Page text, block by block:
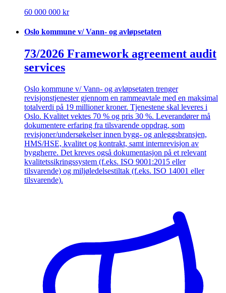
60 000 000 kr
Oslo kommune v/ Vann- og avløpsetaten
73/2026 Framework agreement audit
services
Oslo kommune v/ Vann- og avløpsetaten trenger
revisjonstjenester gjennom en rammeavtale med en maksimal
totalverdi på 19 millioner kroner. Tjenestene skal leveres i
Oslo. Kvalitet vektes 70 % og pris 30 %. Leverandører må
dokumentere erfaring fra tilsvarende oppdrag, som
revisjoner/undersøkelser innen bygg- og anleggsbransjen,
HMS/HSE, kvalitet og kontrakt, samt internrevisjon av
byggherre. Det kreves også dokumentasjon på et relevant
kvalitetssikringssystem (f.eks. ISO 9001:2015 eller
tilsvarende) og miljøledelsestiltak (f.eks. ISO 14001 eller
tilsvarende).